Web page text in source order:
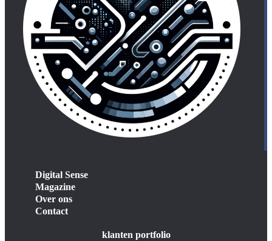
Digital Sense
Magazine
Over ons
Contact
klanten portfolio